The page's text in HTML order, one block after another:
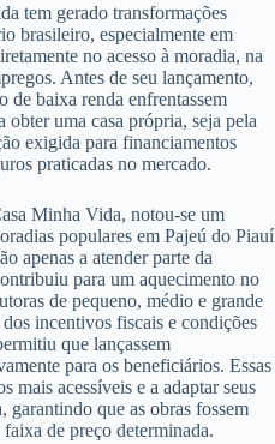
tem gerado transformações
brasileiro, especialmente em
no acesso à moradia, na
Antes de seu lançamento,
de baixa renda enfrentassem
obter uma casa própria, seja pela
exigida para financiamentos
praticadas no mercado.
Minha Vida, notou-se um
populares em Pajeú do Piauí
apenas a atender parte da
para um aquecimento no
de pequeno, médio e grande
incentivos fiscais e condições
que lançassem
para os beneficiários. Essas
mais acessíveis e a adaptar seus
garantindo que as obras fossem
de preço determinada.